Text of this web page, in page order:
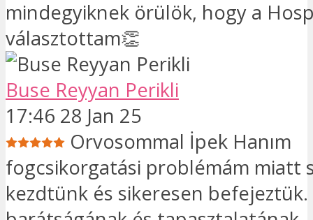
mindegyiknek örülök, hogy a
választottam👏
Buse Reyyan Perikli
17:46 28 Jan 25
Orvosommal İpek Hanım
fogcsikorgatási problémám miatt
kezdtünk és sikeresen